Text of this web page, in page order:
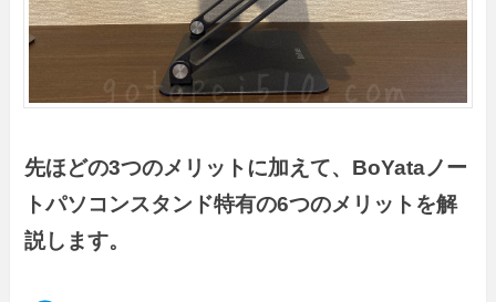
先ほどの3つのメリットに加えて、BoYataノー
トパソコンスタンド特有の6つのメリットを解
説します。